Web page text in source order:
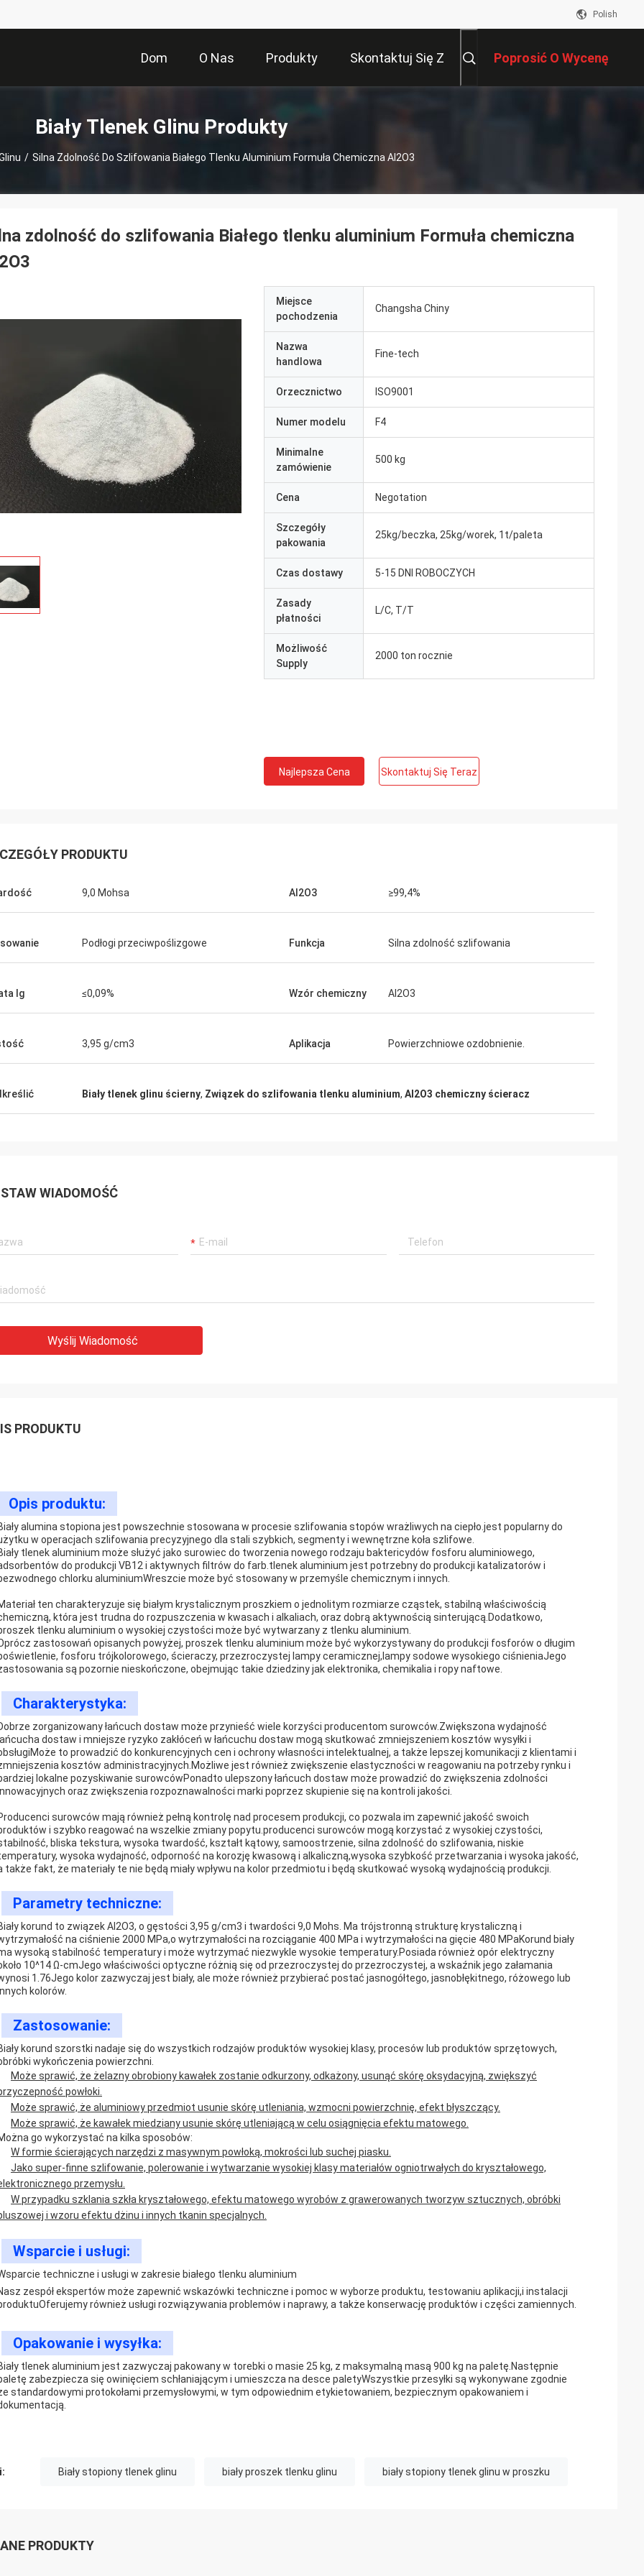
Polish
Dom O Nas Produkty Skontaktuj Się Z Poprosić O Wycenę
Biały Tlenek Glinu Produkty
/ Silna Zdolność Do Szlifowania Białego Tlenku Aluminium Formuła Chemiczna Al2O3
zdolność do szlifowania Białego tlenku aluminium Formuła chemiczna
Miejsce
pochodzenia
Changsha Chiny
Nazwa
handlowa
Fine-tech
Orzecznictwo ISO9001
Numer modelu F4
Minimalne
zamówienie
500 kg
Cena Negotation
Szczegóły
pakowania
25kg/beczka, 25kg/worek, 1t/paleta
Czas dostawy 5-15 DNI ROBOCZYCH
Zasady
płatności
L/C, T/T
Możliwość
Supply
2000 ton rocznie
Najlepsza Cena Skontaktuj Się Teraz
PRODUKTU
9,0 Mohsa Al2O3 ≥99,4%
Podłogi przeciwpoślizgowe Funkcja Silna zdolność szlifowania
Ig ≤0,09% Wzór chemiczny Al2O3
3,95 g/cm3 Aplikacja Powierzchniowe ozdobnienie.
Biały tlenek glinu ścierny, Związek do szlifowania tlenku aluminium, Al2O3 chemiczny ścieracz
WIADOMOŚĆ
Wyślij Wiadomość
PRODUKTU
Opis produktu:
alumina stopiona jest powszechnie stosowana w procesie szlifowania stopów wrażliwych na ciepło.jest popularny do
w operacjach szlifowania precyzyjnego dla stali szybkich, segmenty i wewnętrzne koła szlifowe.
tlenek aluminium może służyć jako surowiec do tworzenia nowego rodzaju baktericydów fosforu aluminiowego,
do produkcji VB12 i aktywnych filtrów do farb.tlenek aluminium jest potrzebny do produkcji katalizatorów i
chlorku aluminiumWreszcie może być stosowany w przemyśle chemicznym i innych.
ten charakteryzuje się białym krystalicznym proszkiem o jednolitym rozmiarze cząstek, stabilną właściwością
która jest trudna do rozpuszczenia w kwasach i alkaliach, oraz dobrą aktywnością sinterującą.Dodatkowo,
tlenku aluminium o wysokiej czystości może być wytwarzany z tlenku aluminium.
zastosowań opisanych powyżej, proszek tlenku aluminium może być wykorzystywany do produkcji fosforów o długim
fosforu trójkolorowego, ścieraczy, przezroczystej lampy ceramicznej,lampy sodowe wysokiego ciśnieniaJego
są pozornie nieskończone, obejmując takie dziedziny jak elektronika, chemikalia i ropy naftowe.
Charakterystyka:
zorganizowany łańcuch dostaw może przynieść wiele korzyści producentom surowców.Zwiększona wydajność
dostaw i mniejsze ryzyko zakłóceń w łańcuchu dostaw mogą skutkować zmniejszeniem kosztów wysyłki i
to prowadzić do konkurencyjnych cen i ochrony własności intelektualnej, a także lepszej komunikacji z klientami i
kosztów administracyjnych.Możliwe jest również zwiększenie elastyczności w reagowaniu na potrzeby rynku i
lokalne pozyskiwanie surowcówPonadto ulepszony łańcuch dostaw może prowadzić do zwiększenia zdolności
oraz zwiększenia rozpoznawalności marki poprzez skupienie się na kontroli jakości.
surowców mają również pełną kontrolę nad procesem produkcji, co pozwala im zapewnić jakość swoich
i szybko reagować na wszelkie zmiany popytu.producenci surowców mogą korzystać z wysokiej czystości,
bliska tekstura, wysoka twardość, kształt kątowy, samoostrzenie, silna zdolność do szlifowania, niskie
wysoka wydajność, odporność na korozję kwasową i alkaliczną,wysoka szybkość przetwarzania i wysoka jakość,
także fakt, że materiały te nie będą miały wpływu na kolor przedmiotu i będą skutkować wysoką wydajnością produkcji.
Parametry techniczne:
korund to związek Al2O3, o gęstości 3,95 g/cm3 i twardości 9,0 Mohs. Ma trójstronną strukturę krystaliczną i
na ciśnienie 2000 MPa,o wytrzymałości na rozciąganie 400 MPa i wytrzymałości na gięcie 480 MPaKorund biały
wysoką stabilność temperatury i może wytrzymać niezwykle wysokie temperatury.Posiada również opór elektryczny
10^14 Ω-cmJego właściwości optyczne różnią się od przezroczystej do przezroczystej, a wskaźnik jego załamania
1.76Jego kolor zazwyczaj jest biały, ale może również przybierać postać jasnogółtego, jasnobłękitnego, różowego lub
kolorów.
Zastosowanie:
korund szorstki nadaje się do wszystkich rodzajów produktów wysokiej klasy, procesów lub produktów sprzętowych,
wykończenia powierzchni.
Może sprawić, że żelazny obrobiony kawałek zostanie odkurzony, odkażony, usunąć skórę oksydacyjną, zwiększyć
powłoki.
Może sprawić, że aluminiowy przedmiot usunie skórę utleniania, wzmocni powierzchnię, efekt błyszczący.
Może sprawić, że kawałek miedziany usunie skórę utleniającą w celu osiągnięcia efektu matowego.
go wykorzystać na kilka sposobów:
W formie ścierających narzędzi z masywnym powłoką, mokrości lub suchej piasku.
Jako super-finne szlifowanie, polerowanie i wytwarzanie wysokiej klasy materiałów ogniotrwałych do kryształowego,
przemysłu.
W przypadku szklania szkła kryształowego, efektu matowego wyrobów z grawerowanych tworzyw sztucznych, obróbki
i wzoru efektu dżinu i innych tkanin specjalnych.
Wsparcie i usługi:
techniczne i usługi w zakresie białego tlenku aluminium
zespół ekspertów może zapewnić wskazówki techniczne i pomoc w wyborze produktu, testowaniu aplikacji,i instalacji
również usługi rozwiązywania problemów i naprawy, a także konserwację produktów i części zamiennych.
Opakowanie i wysyłka:
tlenek aluminium jest zazwyczaj pakowany w torebki o masie 25 kg, z maksymalną masą 900 kg na paletę.Następnie
zabezpiecza się owinięciem schłaniającym i umieszcza na desce paletyWszystkie przesyłki są wykonywane zgodnie
standardowymi protokołami przemysłowymi, w tym odpowiednim etykietowaniem, bezpiecznym opakowaniem i
Biały stopiony tlenek glinu biały proszek tlenku glinu biały stopiony tlenek glinu w proszku
PRODUKTY